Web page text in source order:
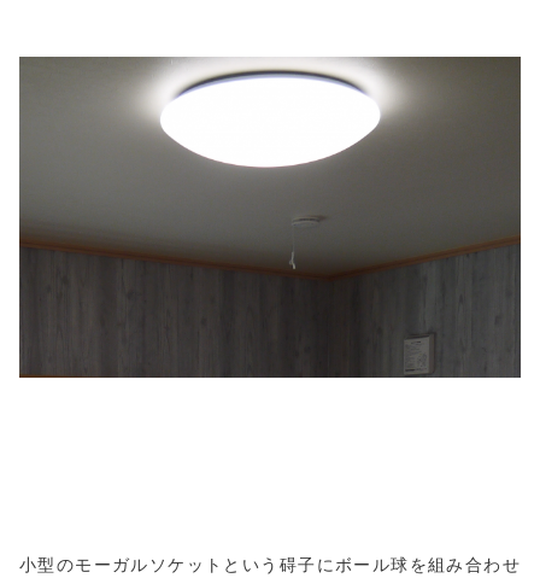
小型のモーガルソケットという碍子にボール球を組み合わせ